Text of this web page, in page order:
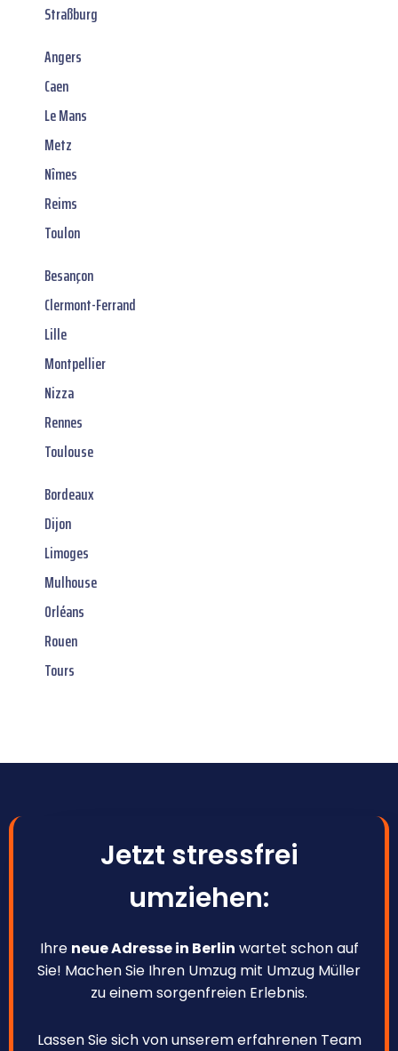
Straßburg
Angers
Caen
Le Mans
Metz
Nîmes
Reims
Toulon
Besançon
Clermont-Ferrand
Lille
Montpellier
Nizza
Rennes
Toulouse
Bordeaux
Dijon
Limoges
Mulhouse
Orléans
Rouen
Tours
Jetzt stressfrei
umziehen:
Ihre neue Adresse in Berlin wartet schon auf
Sie! Machen Sie Ihren Umzug mit Umzug Müller
zu einem sorgenfreien Erlebnis.
Lassen Sie sich von unserem erfahrenen Team